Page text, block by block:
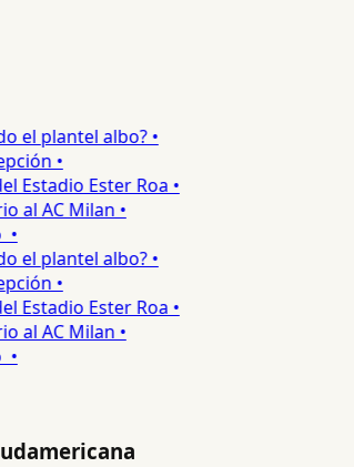
plantel albo? •
•
Ester Roa •
AC Milan •
plantel albo? •
•
Ester Roa •
AC Milan •